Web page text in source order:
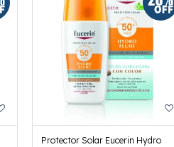
Protector Solar Eucerin Hydro